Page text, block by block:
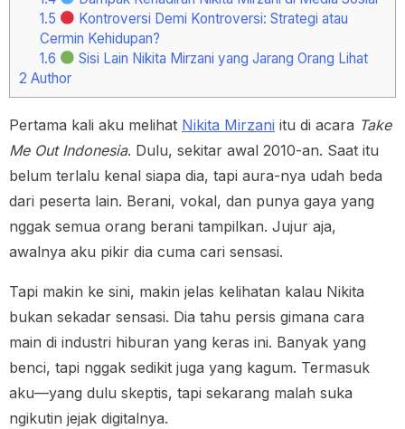
1.5
Kontroversi Demi Kontroversi: Strategi atau
Cermin Kehidupan?
1.6
Sisi Lain Nikita Mirzani yang Jarang Orang Lihat
2 Author
Pertama kali aku melihat Nikita Mirzani itu di acara Take
Me Out Indonesia. Dulu, sekitar awal 2010-an. Saat itu
belum terlalu kenal siapa dia, tapi aura-nya udah beda
dari peserta lain. Berani, vokal, dan punya gaya yang
nggak semua orang berani tampilkan. Jujur aja,
awalnya aku pikir dia cuma cari sensasi.
Tapi makin ke sini, makin jelas kelihatan kalau Nikita
bukan sekadar sensasi. Dia tahu persis gimana cara
main di industri hiburan yang keras ini. Banyak yang
benci, tapi nggak sedikit juga yang kagum. Termasuk
aku—yang dulu skeptis, tapi sekarang malah suka
ngikutin jejak digitalnya.